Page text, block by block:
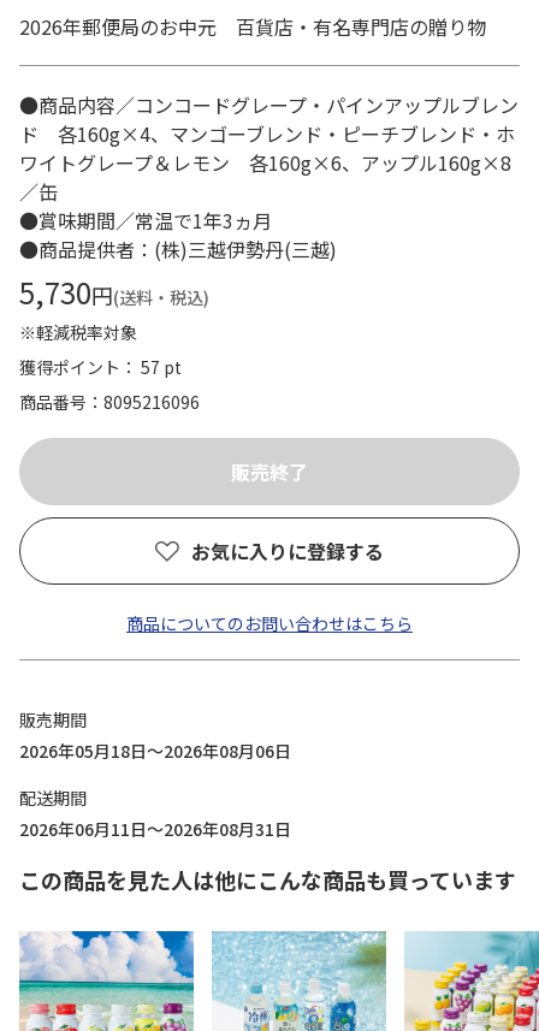
2026年郵便局のお中元 百貨店・有名専門店の贈り物
●商品内容／コンコードグレープ・パインアップルブレン
ド 各160g×4、マンゴーブレンド・ピーチブレンド・ホ
ワイトグレープ＆レモン 各160g×6、アップル160g×8
／缶
●賞味期間／常温で1年3ヵ月
●商品提供者：(株)三越伊勢丹(三越)
5,730円(送料・税込)
※軽減税率対象
獲得ポイント： 57 pt
商品番号
8095216096
お気に入りに登録する
商品についてのお問い合わせはこちら
販売期間
2026年05月18日～2026年08月06日
配送期間
2026年06月11日～2026年08月31日
この商品を見た人は他にこんな商品も買っています